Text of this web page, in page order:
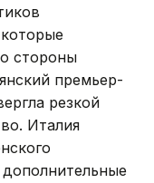
стороны
премьер-
резкой
Италия